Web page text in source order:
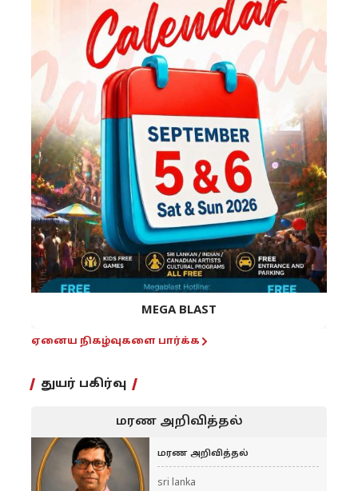
MEGA BLAST
ஏனைய நிகழ்வுகளை பார்க்க
துயர் பகிர்வு
மரண அறிவித்தல்
மரண அறிவித்தல்
sri lanka